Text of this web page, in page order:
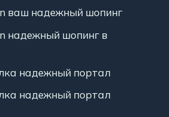
ваш надежный шопинг
надежный шопинг в
надежный портал
надежный портал